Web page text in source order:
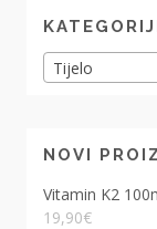
Tijelo
NOVI
Vitamin K2
19,90€